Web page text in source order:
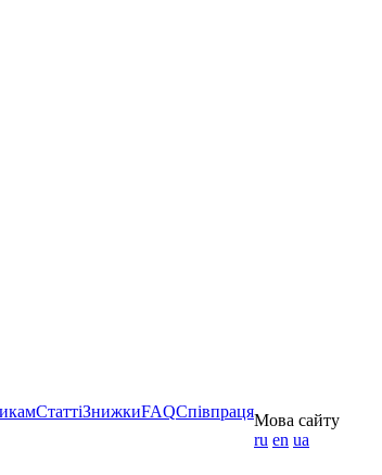
СтаттіЗнижкиFAQСпівпрацяМова сайту
ru en ua